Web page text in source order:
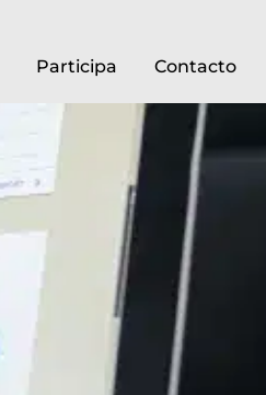
Participa Contacto